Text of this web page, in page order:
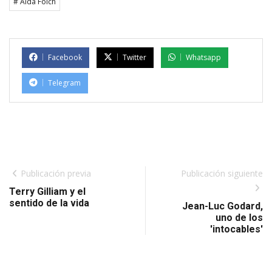
Facebook Twitter Whatsapp
Telegram
Publicación previa
Terry Gilliam y el
sentido de la vida
Publicación siguiente
Jean-Luc Godard,
uno de los
'intocables'